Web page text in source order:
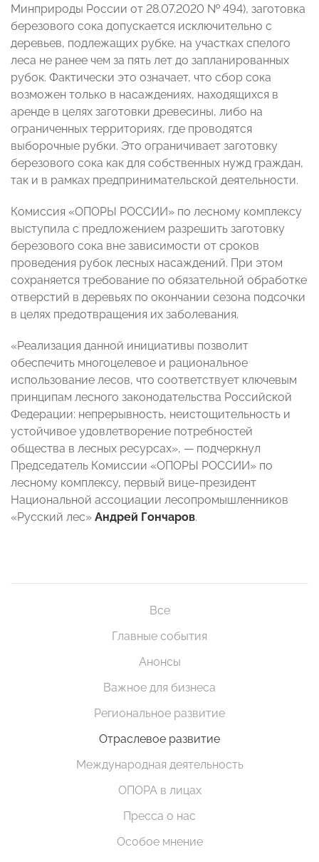
Минприроды России от 28.07.2020 № 494), заготовка
березового сока допускается исключительно с
деревьев, подлежащих рубке, на участках спелого
леса не ранее чем за пять лет до запланированных
рубок. Фактически это означает, что сбор сока
возможен только в насаждениях, находящихся в
аренде в целях заготовки древесины, либо на
ограниченных территориях, где проводятся
выборочные рубки. Это ограничивает заготовку
березового сока как для собственных нужд граждан,
так и в рамках предпринимательской деятельности.
Комиссия «ОПОРЫ РОССИИ» по лесному комплексу
выступила с предложением разрешить заготовку
березового сока вне зависимости от сроков
проведения рубок лесных насаждений. При этом
сохраняется требование по обязательной обработке
отверстий в деревьях по окончании сезона подсочки
в целях предотвращения их заболевания.
«Реализация данной инициативы позволит
обеспечить многоцелевое и рациональное
использование лесов, что соответствует ключевым
принципам лесного законодательства Российской
Федерации: непрерывность, неистощительность и
устойчивое удовлетворение потребностей
общества в лесных ресурсах», — подчеркнул
Председатель Комиссии «ОПОРЫ РОССИИ» по
лесному комплексу, первый вице-президент
Национальной ассоциации лесопромышленников
«Русский лес» Андрей Гончаров.
Все
Главные события
Анонсы
Важное для бизнеса
Региональное развитие
Отраслевое развитие
Международная деятельность
ОПОРА в лицах
Пресса о нас
Особое мнение